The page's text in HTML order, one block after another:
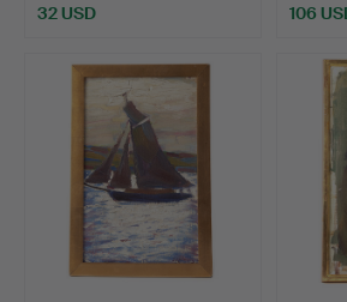
32 USD 106